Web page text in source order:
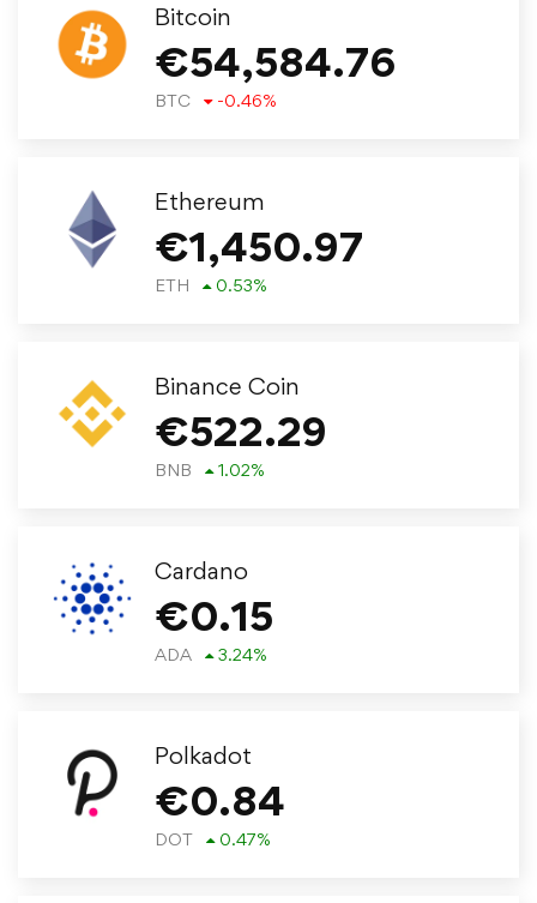
Bitcoin
€54,584.76
BTC -0.46%
Ethereum
€1,450.97
ETH 0.53%
Binance Coin
€522.29
BNB 1.02%
Cardano
€0.15
ADA 3.24%
Polkadot
€0.84
DOT 0.47%